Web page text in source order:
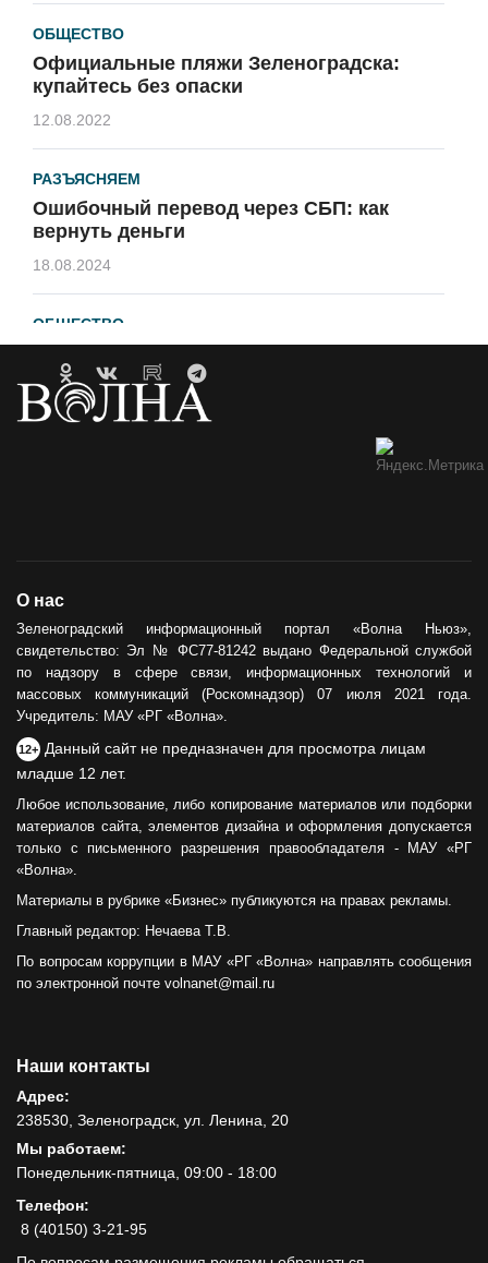
ОБЩЕСТВО
Официальные пляжи Зеленоградска:
купайтесь без опаски
12.08.2022
РАЗЪЯСНЯЕМ
Ошибочный перевод через СБП: как
вернуть деньги
18.08.2024
ОБЩЕСТВО
21.04.2023
Сила тыла
30.05.2024
О нас
Зеленоградский информационный портал «Волна Ньюз»,
свидетельство: Эл № ФС77-81242 выдано Федеральной службой
по надзору в сфере связи, информационных технологий и
массовых коммуникаций (Роскомнадзор) 07 июля 2021 года.
Учредитель: МАУ «РГ «Волна».
12+ Данный сайт не предназначен для просмотра лицам
младше 12 лет.
Любое использование, либо копирование материалов или подборки
материалов сайта, элементов дизайна и оформления допускается
только с письменного разрешения правообладателя - МАУ «РГ
«Волна».
Материалы в рубрике «Бизнес» публикуются на правах рекламы.
Главный редактор: Нечаева Т.В.
По вопросам коррупции в МАУ «РГ «Волна» направлять сообщения
по электронной почте volnanet@mail.ru
Наши контакты
Адрес:
238530, Зеленоградск, ул. Ленина, 20
Мы работаем:
Понедельник-пятница, 09:00 - 18:00
Телефон:
8 (40150) 3-21-95